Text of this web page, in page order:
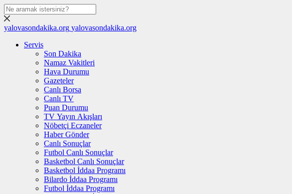
yalovasondakika.org yalovasondakika.org
Servis
Son Dakika
Namaz Vakitleri
Hava Durumu
Gazeteler
Canlı Borsa
Canlı TV
Puan Durumu
TV Yayın Akışları
Nöbetçi Eczaneler
Haber Gönder
Canlı Sonuçlar
Futbol Canlı Sonuçlar
Basketbol Canlı Sonuçlar
Basketbol İddaa Programı
Bilardo İddaa Programı
Futbol İddaa Programı